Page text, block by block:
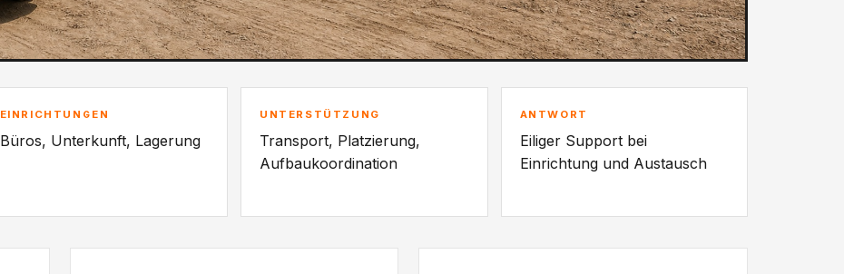
EINRICHTUNGEN
Büros, Unterkunft, Lagerung
UNTERSTÜTZUNG
Transport, Platzierung,
Aufbaukoordination
ANTWORT
Eiliger Support bei
Einrichtung und Austausch